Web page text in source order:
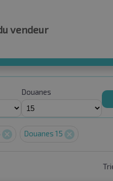
vendeur
Douanes
Douanes 15